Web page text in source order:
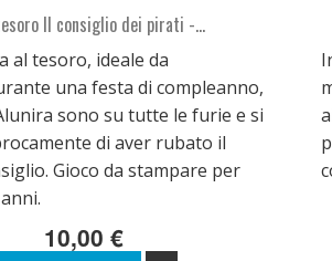
Il consiglio dei pirati -...
al tesoro, ideale da
una festa di compleanno,
sono su tutte le furie e si
di aver rubato il
Gioco da stampare per
10,00 €